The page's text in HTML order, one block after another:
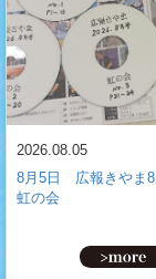
2026.08.05
虹の会